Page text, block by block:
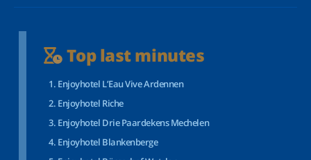
Top last minutes
Enjoyhotel L’Eau Vive Ardennen
Enjoyhotel Riche
Enjoyhotel Drie Paardekens Mechelen
Enjoyhotel Blankenberge